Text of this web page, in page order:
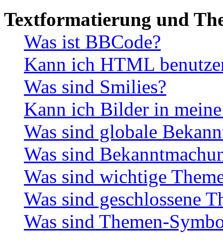
Textformatierung und
Was ist BBCode?
Kann ich HTML
Was sind Smilies?
Kann ich Bilder in
Was sind globale
Was sind
Was sind wichtige
Was sind geschlossene
Was sind Themen-